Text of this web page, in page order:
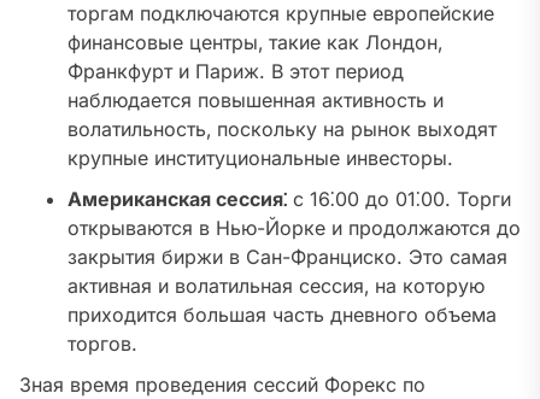
торгам подключаются крупные европейские
финансовые центры‚ такие как Лондон‚
Франкфурт и Париж. В этот период
наблюдается повышенная активность и
волатильность‚ поскольку на рынок выходят
крупные институциональные инвесторы.
Американская сессия⁚ с 16⁚00 до 01⁚00. Торги
открываются в Нью-Йорке и продолжаются до
закрытия биржи в Сан-Франциско. Это самая
активная и волатильная сессия‚ на которую
приходится большая часть дневного объема
торгов.
Зная время проведения сессий Форекс по